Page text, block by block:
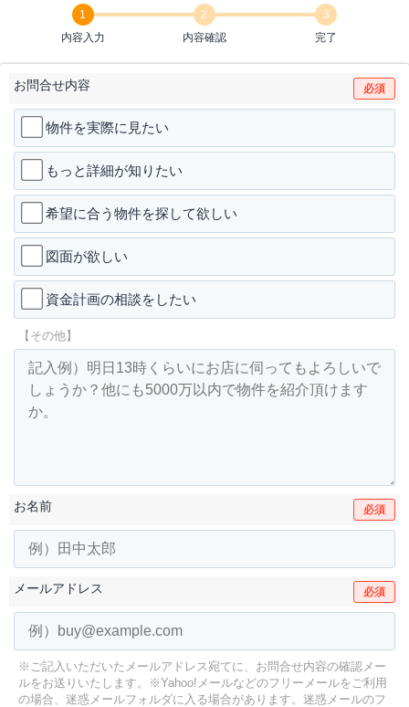
1
内容入力
2
内容確認
3
完了
お問合せ内容 必須
物件を実際に見たい
もっと詳細が知りたい
希望に合う物件を探して欲しい
図面が欲しい
資金計画の相談をしたい
【その他】
お名前 必須
メールアドレス 必須
※ご記入いただいたメールアドレス宛てに、お問合せ内容の確認メー
ルをお送りいたします。
※Yahoo!メールなどのフリーメールをご利用
の場合、迷惑メールフォルダに入る場合があります。 迷惑メールのフ